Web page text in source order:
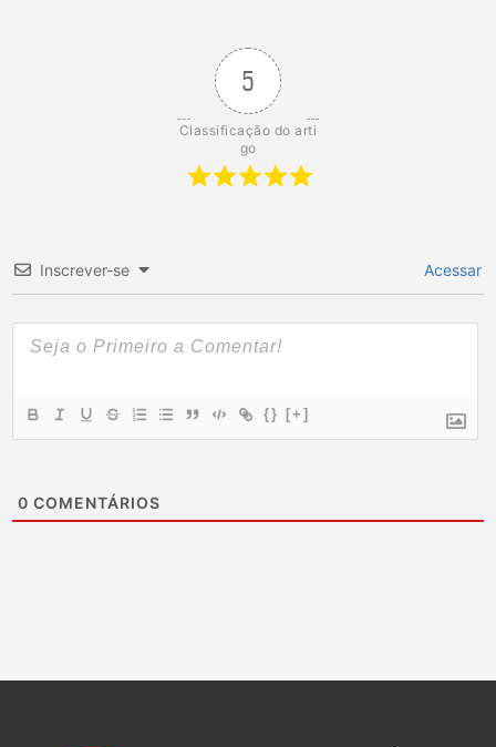
5
Classificação do arti
go
Inscrever-se Acessar
{} [+]
0 COMENTÁRIOS